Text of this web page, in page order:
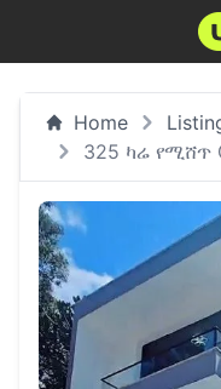
Home
325 ካሬ የሚሸጥ